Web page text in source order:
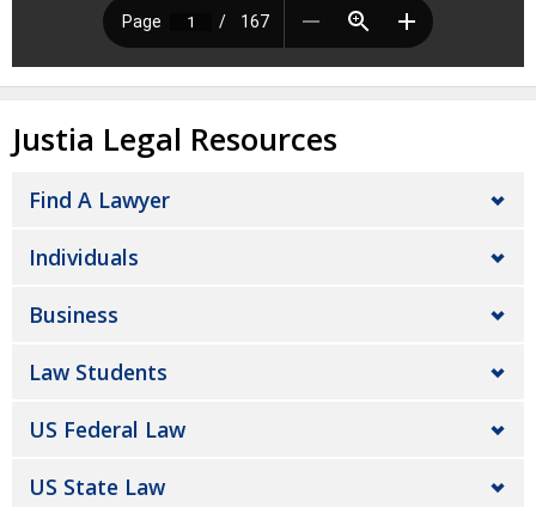
Justia Legal Resources
Find A Lawyer
Individuals
Business
Law Students
US Federal Law
US State Law